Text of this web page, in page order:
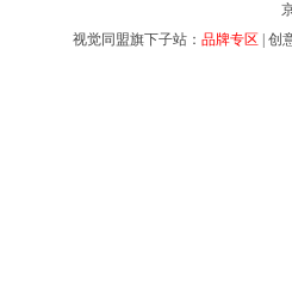
视觉同盟旗下子站： 品牌专区 创